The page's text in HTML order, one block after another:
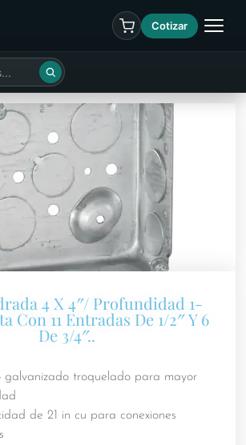
Cotizar
4 X 4″/ Profundidad 1-
Con 11 Entradas De 1/2″ Y 6
De 3/4″..
galvanizado troquelado para mayor
de 21 in cu para conexiones